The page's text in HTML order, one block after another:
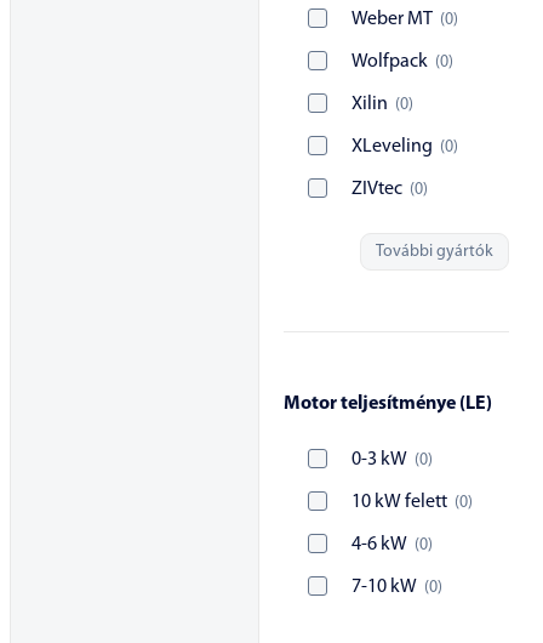
Weber MT (0)
Wolfpack (0)
Xilin (0)
XLeveling (0)
ZIVtec (0)
További gyártók
Motor teljesítménye (LE)
0-3 kW (0)
10 kW felett (0)
4-6 kW (0)
7-10 kW (0)